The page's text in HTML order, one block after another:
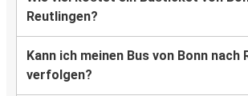
Reutlingen?
Kann ich meinen Bus von Bonn nach
verfolgen?